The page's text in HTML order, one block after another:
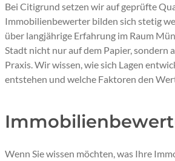
Bei Citigrund setzen wir auf geprüfte
Immobilienbewerter bilden sich stetig
über langjährige Erfahrung im Raum
Stadt nicht nur auf dem Papier, sondern
Praxis. Wir wissen, wie sich Lagen
entstehen und welche Faktoren den
Wenn Sie wissen möchten, was Ihre